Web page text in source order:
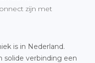
zijn met
is in Nederland.
solide verbinding een